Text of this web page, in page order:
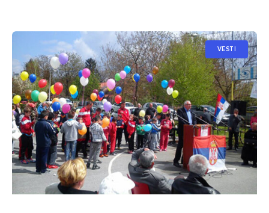
VESTI